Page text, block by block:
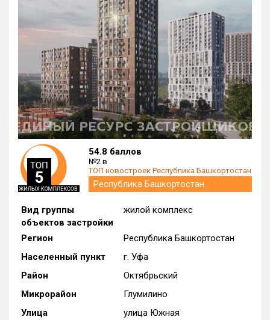
₽/м² млн ₽
Цена
до
Общая площадь, м²
от до
Срок сдачи
от до
Вид объекта
Кол-во комнат
×1К
Только новые
от до
с продажами
54.8 баллов
№2 в
ТОП новостроек Республика Башкортостан
Республика Башкортостан
Вид группы
объектов застройки
жилой комплекс
Регион
Республика Башкортостан
Населенный пункт
г. Уфа
Район
Октябрьский
Микрорайон
Глумилино
Улица
улица Южная